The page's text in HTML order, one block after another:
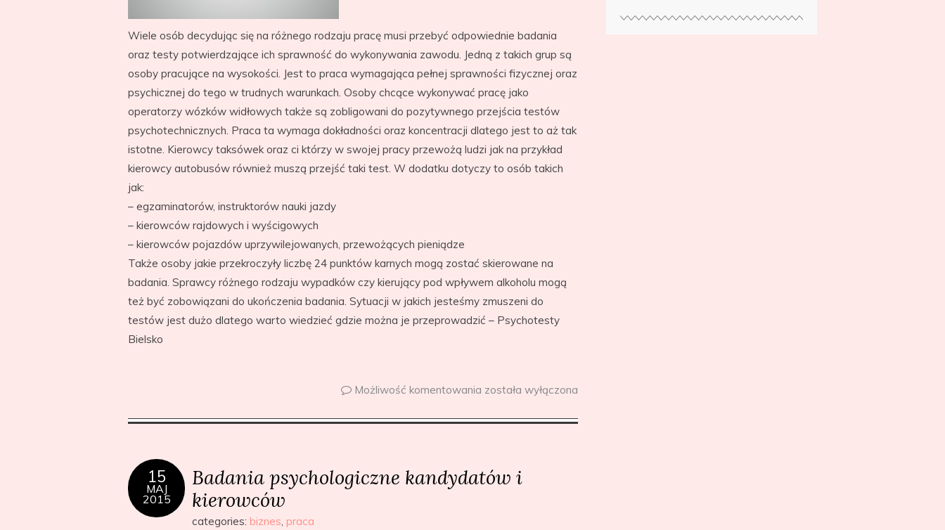
Wiele osób decydując się na różnego rodzaju pracę musi przebyć odpowiednie badania
oraz testy potwierdzające ich sprawność do wykonywania zawodu. Jedną z takich grup są
osoby pracujące na wysokości. Jest to praca wymagająca pełnej sprawności fizycznej oraz
psychicznej do tego w trudnych warunkach. Osoby chcące wykonywać pracę jako
operatorzy wózków widłowych także są zobligowani do pozytywnego przejścia testów
psychotechnicznych. Praca ta wymaga dokładności oraz koncentracji dlatego jest to aż tak
istotne. Kierowcy taksówek oraz ci którzy w swojej pracy przewożą ludzi jak na przykład
kierowcy autobusów również muszą przejść taki test. W dodatku dotyczy to osób takich
jak:
– egzaminatorów, instruktorów nauki jazdy
– kierowców rajdowych i wyścigowych
– kierowców pojazdów uprzywilejowanych, przewożących pieniądze
Także osoby jakie przekroczyły liczbę 24 punktów karnych mogą zostać skierowane na
badania. Sprawcy różnego rodzaju wypadków czy kierujący pod wpływem alkoholu mogą
też być zobowiązani do ukończenia badania. Sytuacji w jakich jesteśmy zmuszeni do
testów jest dużo dlatego warto wiedzieć gdzie można je przeprowadzić – Psychotesty
Bielsko
Możliwość komentowania została wyłączona
15
MAJ
2015
Badania psychologiczne kandydatów i
kierowców
categories: biznes, praca